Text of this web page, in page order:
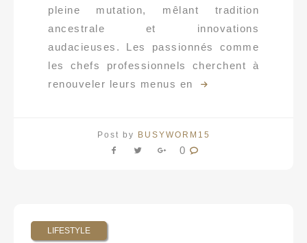
pleine mutation, mêlant tradition
ancestrale et innovations
audacieuses. Les passionnés comme
les chefs professionnels cherchent à
renouveler leurs menus en
Post by BUSYWORM15
0
LIFESTYLE